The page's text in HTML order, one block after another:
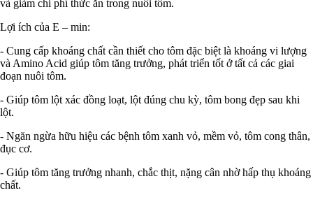
và giảm chi phí thức ăn trong nuôi tôm.
Lợi ích của E – min:
- Cung cấp khoáng chất cần thiết cho tôm đặc biệt là khoáng vi lượng
và Amino Acid giúp tôm tăng trưởng, phát triển tốt ở tất cả các giai
đoạn nuôi tôm.
- Giúp tôm lột xác đồng loạt, lột đúng chu kỳ, tôm bong đẹp sau khi
lột.
- Ngăn ngừa hữu hiệu các bệnh tôm xanh vỏ, mềm vỏ, tôm cong thân,
đục cơ.
- Giúp tôm tăng trưởng nhanh, chắc thịt, nặng cân nhờ hấp thụ khoáng
chất.